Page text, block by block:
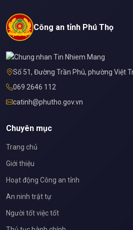
Công an tỉnh Phú Thọ
Số 51, Đường Trần Phú, phường Việt
069 2646 112
catinh@phutho.gov.vn
Chuyên mục
Trang chủ
Giới thiệu
Hoạt động Công an tỉnh
An ninh trật tự
Người tốt việc tốt